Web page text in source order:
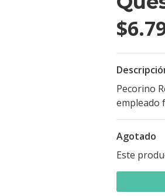
Pecorino
empleado
Agotado
Este